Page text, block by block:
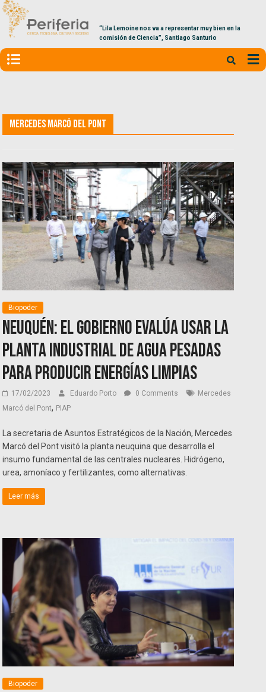
“Lila Lemoine nos va a representar muy bien en la
comisión de Ciencia”, Santiago Santurio
Mercedes Marcó del Pont
Biopoder
Neuquén: El Gobierno evalúa usar la
Planta Industrial de Agua Pesadas
para producir energías limpias
17/02/2023 Eduardo Porto 0 Comments
Mercedes
Marcó del Pont, PIAP
La secretaria de Asuntos Estratégicos de la Nación, Mercedes
Marcó del Pont visitó la planta neuquina que desarrolla el
insumo fundamental de las centrales nucleares. Hidrógeno,
urea, amoníaco y fertilizantes, como alternativas.
Leer más
Biopoder